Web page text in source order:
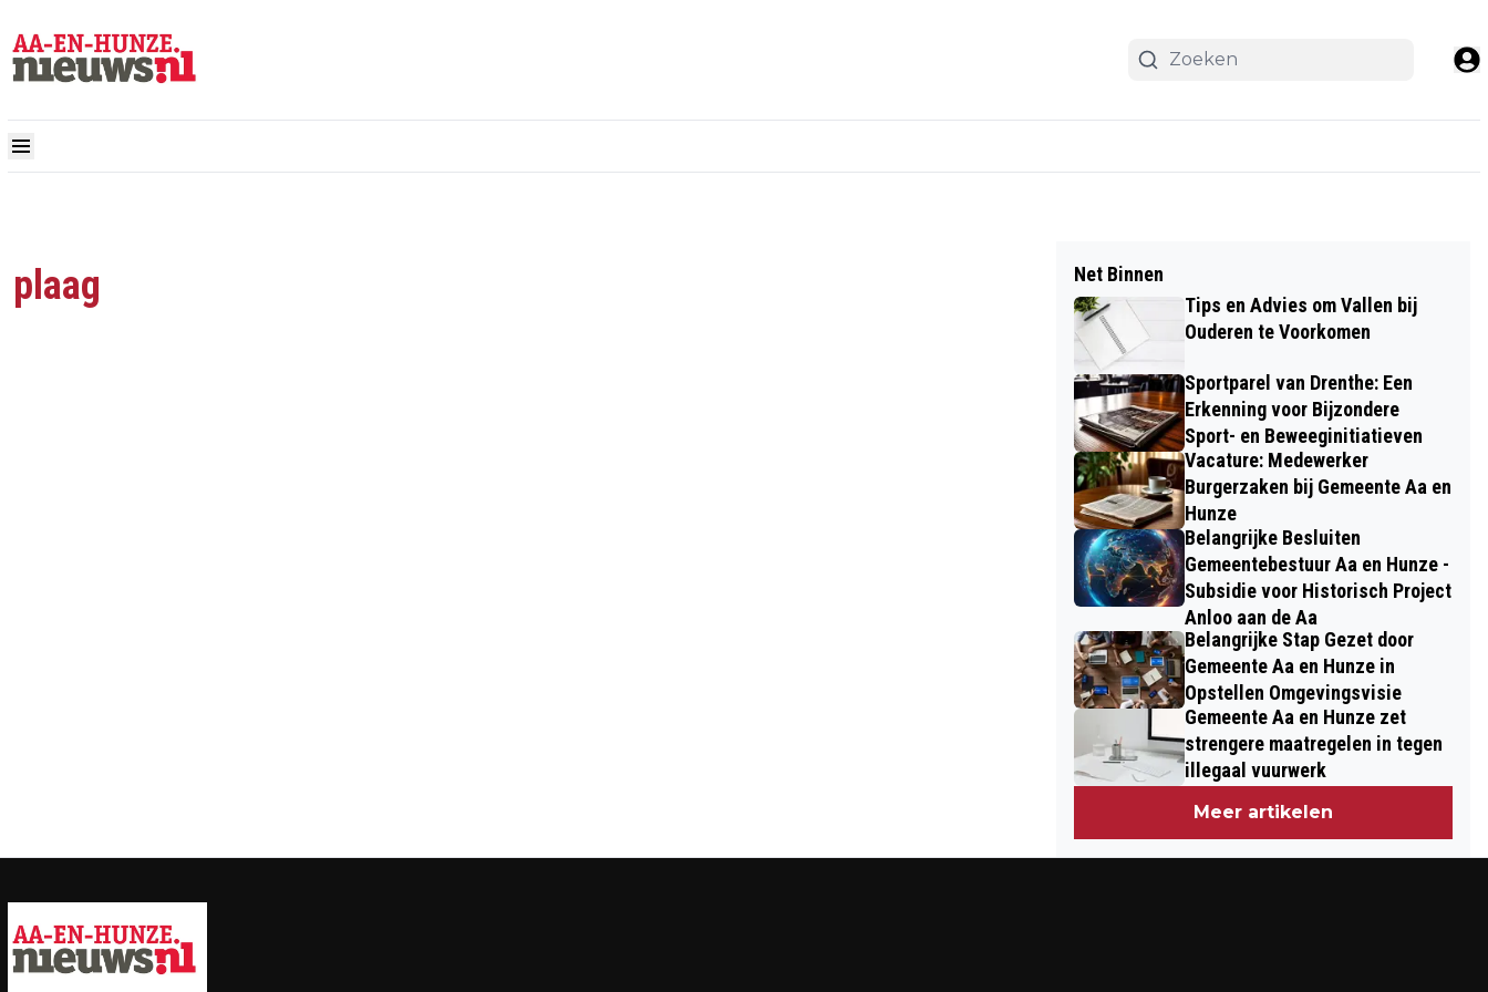
plaag
Net Binnen
Tips en Advies om Vallen bij
Ouderen te Voorkomen
Sportparel van Drenthe: Een
Erkenning voor Bijzondere
Sport- en Beweeginitiatieven
Vacature: Medewerker
Burgerzaken bij Gemeente Aa en
Hunze
Belangrijke Besluiten
Gemeentebestuur Aa en Hunze -
Subsidie voor Historisch Project
Anloo aan de Aa
Belangrijke Stap Gezet door
Gemeente Aa en Hunze in
Opstellen Omgevingsvisie
Gemeente Aa en Hunze zet
strengere maatregelen in tegen
illegaal vuurwerk
Meer artikelen